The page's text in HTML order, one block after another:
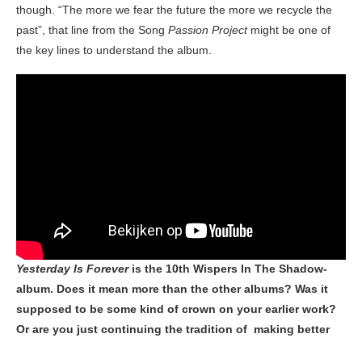
though. “The more we fear the future the more we recycle the
past”, that line from the Song Passion Projectmight be one of
the key lines to understand the album.
Yesterday Is Foreveris the 10th Wispers In The Shadow-
album. Does it mean more than the other albums? Was it
supposed to be some kind of crown on your earlier work?
Or are you just continuing the tradition of making better